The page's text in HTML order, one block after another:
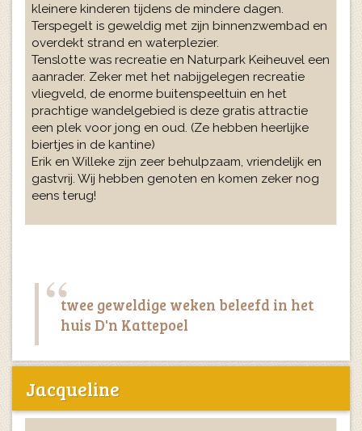
kleinere kinderen tijdens de mindere dagen.
Terspegelt is geweldig met zijn binnenzwembad en
overdekt strand en waterplezier.
Tenslotte was recreatie en Naturpark Keiheuvel een
aanrader. Zeker met het nabijgelegen recreatie
vliegveld, de enorme buitenspeeltuin en het
prachtige wandelgebied is deze gratis attractie
een plek voor jong en oud. (Ze hebben heerlijke
biertjes in de kantine)
Erik en Willeke zijn zeer behulpzaam, vriendelijk en
gastvrij. Wij hebben genoten en komen zeker nog
eens terug!
twee geweldige weken beleefd in het
huis D'n Kattepoel
Jacqueline